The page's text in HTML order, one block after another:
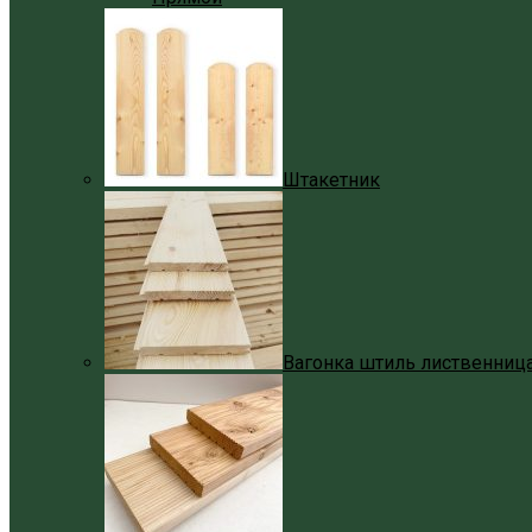
Штакетник
Вагонка штиль